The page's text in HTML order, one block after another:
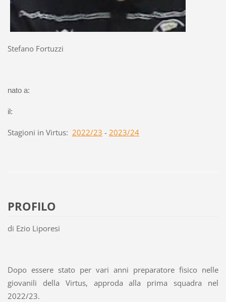
Stefano Fortuzzi
nato a:
il:
Stagioni in Virtus: 2022/23 - 2023/24
PROFILO
di Ezio Liporesi
Dopo essere stato per vari anni preparatore fisico nelle
giovanili della Virtus, approda alla prima squadra nel
2022/23.